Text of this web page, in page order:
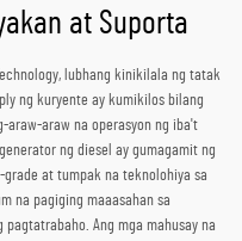
at Suporta
lubhang kinikilala ng tatak
ng kuryente ay kumikilos bilang
araw-araw na operasyon ng iba't
ng diesel ay gumagamit ng
at tumpak na teknolohiya sa
na pagiging maaasahan sa
Ang mga mahusay na